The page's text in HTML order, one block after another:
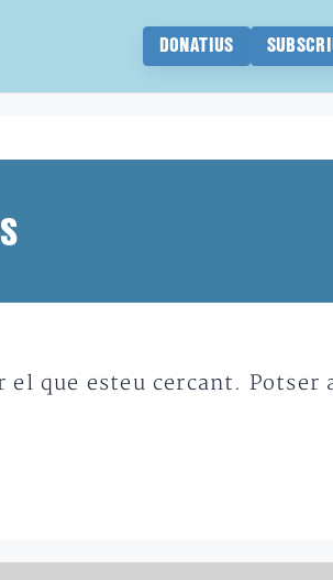
DONATIUS
el que esteu cercant. Potser